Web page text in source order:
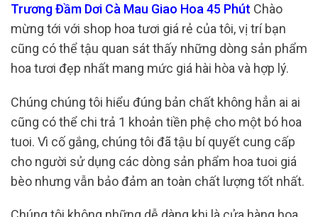
Trương Đầm Dơi Cà Mau Giao Hoa 45 Phút Chào
mừng tới với shop hoa tươi giá rẻ của tôi, vị trí bạn
cũng có thể tậu quan sát thấy những dòng sản phẩm
hoa tươi đẹp nhất mang mức giá hài hòa và hợp lý.
Chúng chúng tôi hiểu đúng bản chất không hẳn ai ai
cũng có thể chi trả 1 khoản tiền phệ cho một bó hoa
tuoi. Vì cố gắng, chúng tôi đã tậu bí quyết cung cấp
cho người sử dụng các dòng sản phẩm hoa tuoi giá
bèo nhưng vẫn bảo đảm an toàn chất lượng tốt nhất.